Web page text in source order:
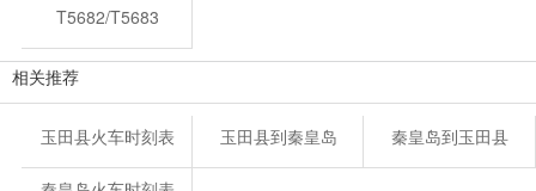
T5682/T5683
相关推荐
玉田县火车时刻表 玉田县到秦皇岛 秦皇岛到玉田县